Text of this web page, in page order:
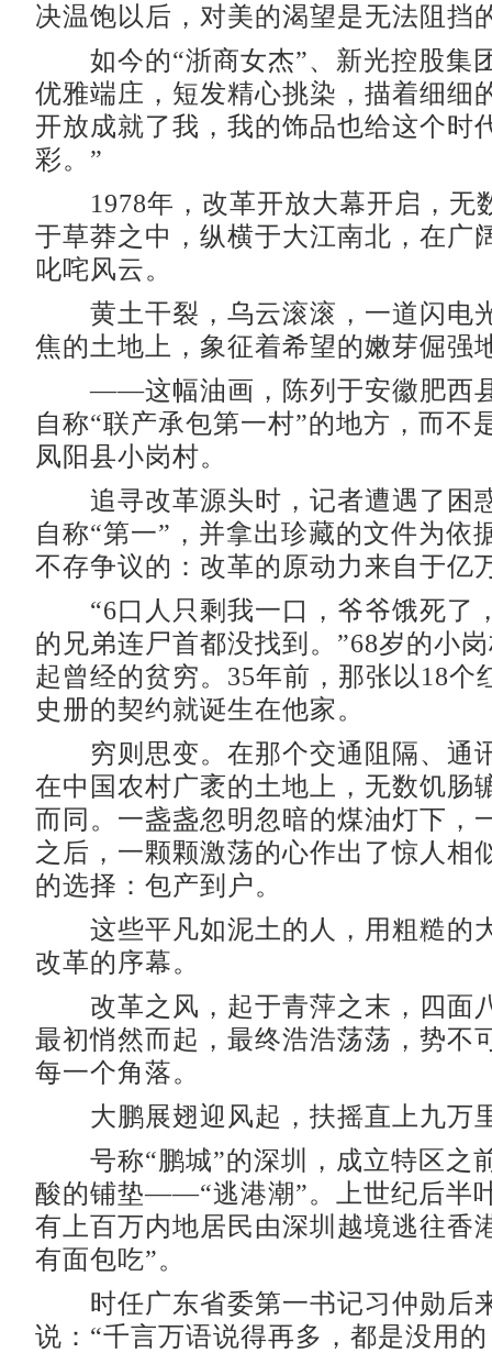
决温饱以后，对美的渴望是无法阻挡
如今的“浙商女杰”、新光控股集
优雅端庄，短发精心挑染，描着细细
开放成就了我，我的饰品也给这个时
彩。”
1978年，改革开放大幕开启，无
于草莽之中，纵横于大江南北，在广
叱咤风云。
黄土干裂，乌云滚滚，一道闪电
焦的土地上，象征着希望的嫩芽倔强
——这幅油画，陈列于安徽肥西县
自称“联产承包第一村”的地方，而不
凤阳县小岗村。
追寻改革源头时，记者遭遇了困
自称“第一”，并拿出珍藏的文件为依
不存争议的：改革的原动力来自于亿
“6口人只剩我一口，爷爷饿死了
的兄弟连尸首都没找到。”68岁的小
起曾经的贫穷。35年前，那张以18个
史册的契约就诞生在他家。
穷则思变。在那个交通阻隔、通
在中国农村广袤的土地上，无数饥肠
而同。一盏盏忽明忽暗的煤油灯下，
之后，一颗颗激荡的心作出了惊人相
的选择：包产到户。
这些平凡如泥土的人，用粗糙的
改革的序幕。
改革之风，起于青萍之末，四面
最初悄然而起，最终浩浩荡荡，势不
每一个角落。
大鹏展翅迎风起，扶摇直上九万
号称“鹏城”的深圳，成立特区之
酸的铺垫——“逃港潮”。上世纪后半
有上百万内地居民由深圳越境逃往香
有面包吃”。
时任广东省委第一书记习仲勋后
说：“千言万语说得再多，都是没用